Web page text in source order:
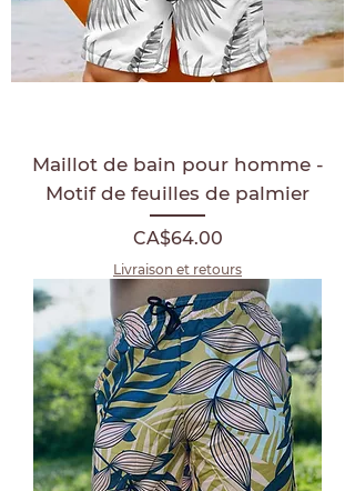
Maillot de bain pour homme -
Motif de feuilles de palmier
Price
CA$64.00
Livraison et retours